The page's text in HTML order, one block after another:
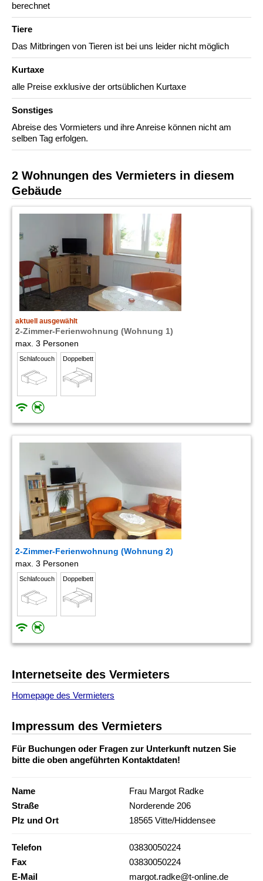
berechnet
Tiere
Das Mitbringen von Tieren ist bei uns leider nicht möglich
Kurtaxe
alle Preise exklusive der ortsüblichen Kurtaxe
Sonstiges
Abreise des Vormieters und ihre Anreise können nicht am
selben Tag erfolgen.
2 Wohnungen des Vermieters in diesem
Gebäude
aktuell ausgewählt
2-Zimmer-Ferienwohnung (Wohnung 1)
max. 3 Personen
Schlafcouch Doppelbett
2-Zimmer-Ferienwohnung (Wohnung 2)
max. 3 Personen
Schlafcouch Doppelbett
Internetseite des Vermieters
Homepage des Vermieters
Impressum des Vermieters
Für Buchungen oder Fragen zur Unterkunft nutzen Sie
bitte die oben angeführten Kontaktdaten!
Name
Frau Margot Radke
Straße
Norderende 206
Plz und Ort
18565 Vitte/Hiddensee
Telefon
03830050224
Fax
03830050224
E-Mail
margot.radke@t-online.de